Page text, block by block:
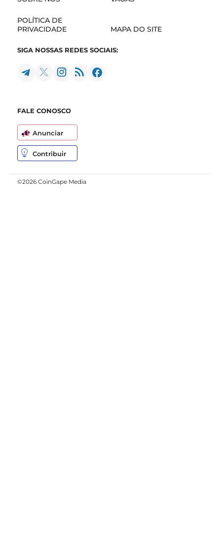
POLÍTICA DE
PRIVACIDADE
MAPA DO SITE
SIGA NOSSAS REDES SOCIAIS:
FALE CONOSCO
Anunciar
Contribuir
©2026 CoinGape Media